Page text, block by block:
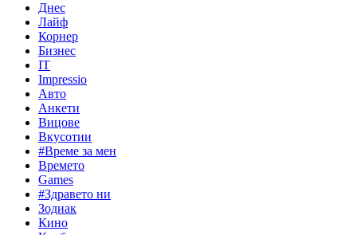
Днес
Лайф
Корнер
Бизнес
IT
Impressio
Авто
Анкети
Вицове
Вкусотии
#Време за мен
Времето
Games
#Здравето ни
Зодиак
Кино